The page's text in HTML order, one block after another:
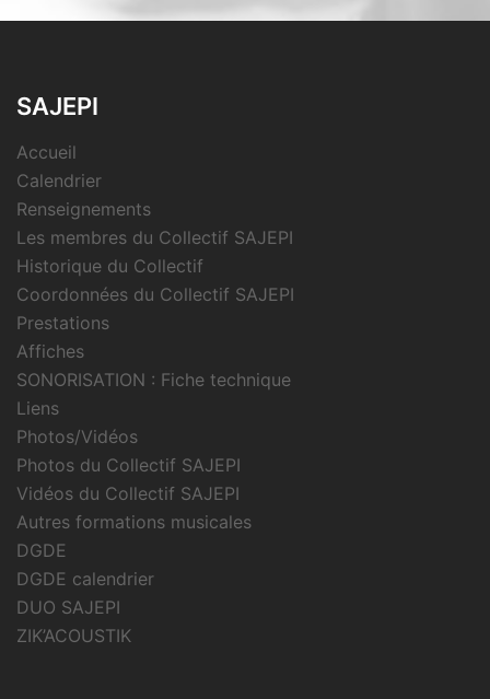
SAJEPI
Accueil
Calendrier
Renseignements
Les membres du Collectif SAJEPI
Historique du Collectif
Coordonnées du Collectif SAJEPI
Prestations
Affiches
SONORISATION : Fiche technique
Liens
Photos/Vidéos
Photos du Collectif SAJEPI
Vidéos du Collectif SAJEPI
Autres formations musicales
DGDE
DGDE calendrier
DUO SAJEPI
ZIK’ACOUSTIK